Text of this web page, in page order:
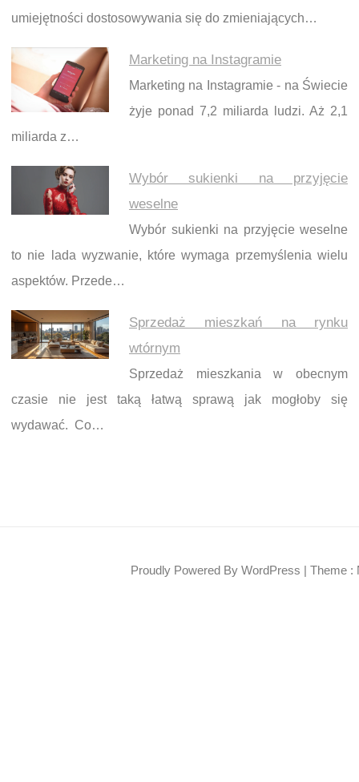
umiejętności dostosowywania się do zmieniających…
Marketing na Instagramie
Marketing na Instagramie - na Świecie
żyje ponad 7,2 miliarda ludzi. Aż 2,1
miliarda z…
Wybór sukienki na przyjęcie
weselne
Wybór sukienki na przyjęcie weselne
to nie lada wyzwanie, które wymaga przemyślenia wielu
aspektów. Przede…
Sprzedaż mieszkań na rynku
wtórnym
Sprzedaż mieszkania w obecnym
czasie nie jest taką łatwą sprawą jak mogłoby się
wydawać. Co…
Proudly Powered By WordPress | Theme :